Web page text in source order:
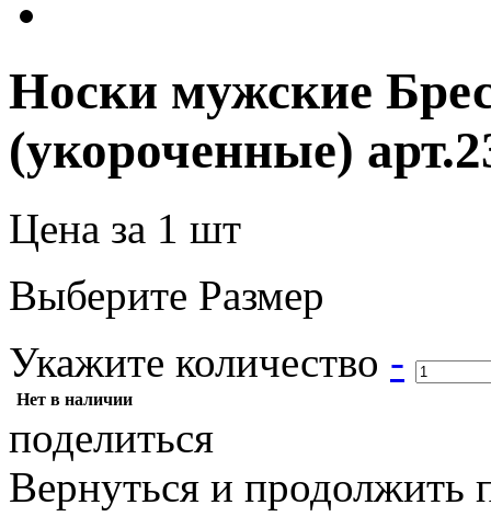
Носки мужские
(укороченные)
Цена за 1 шт
Выберите Размер
Укажите количество -
Нет в наличии
поделиться
Вернуться и продолжить